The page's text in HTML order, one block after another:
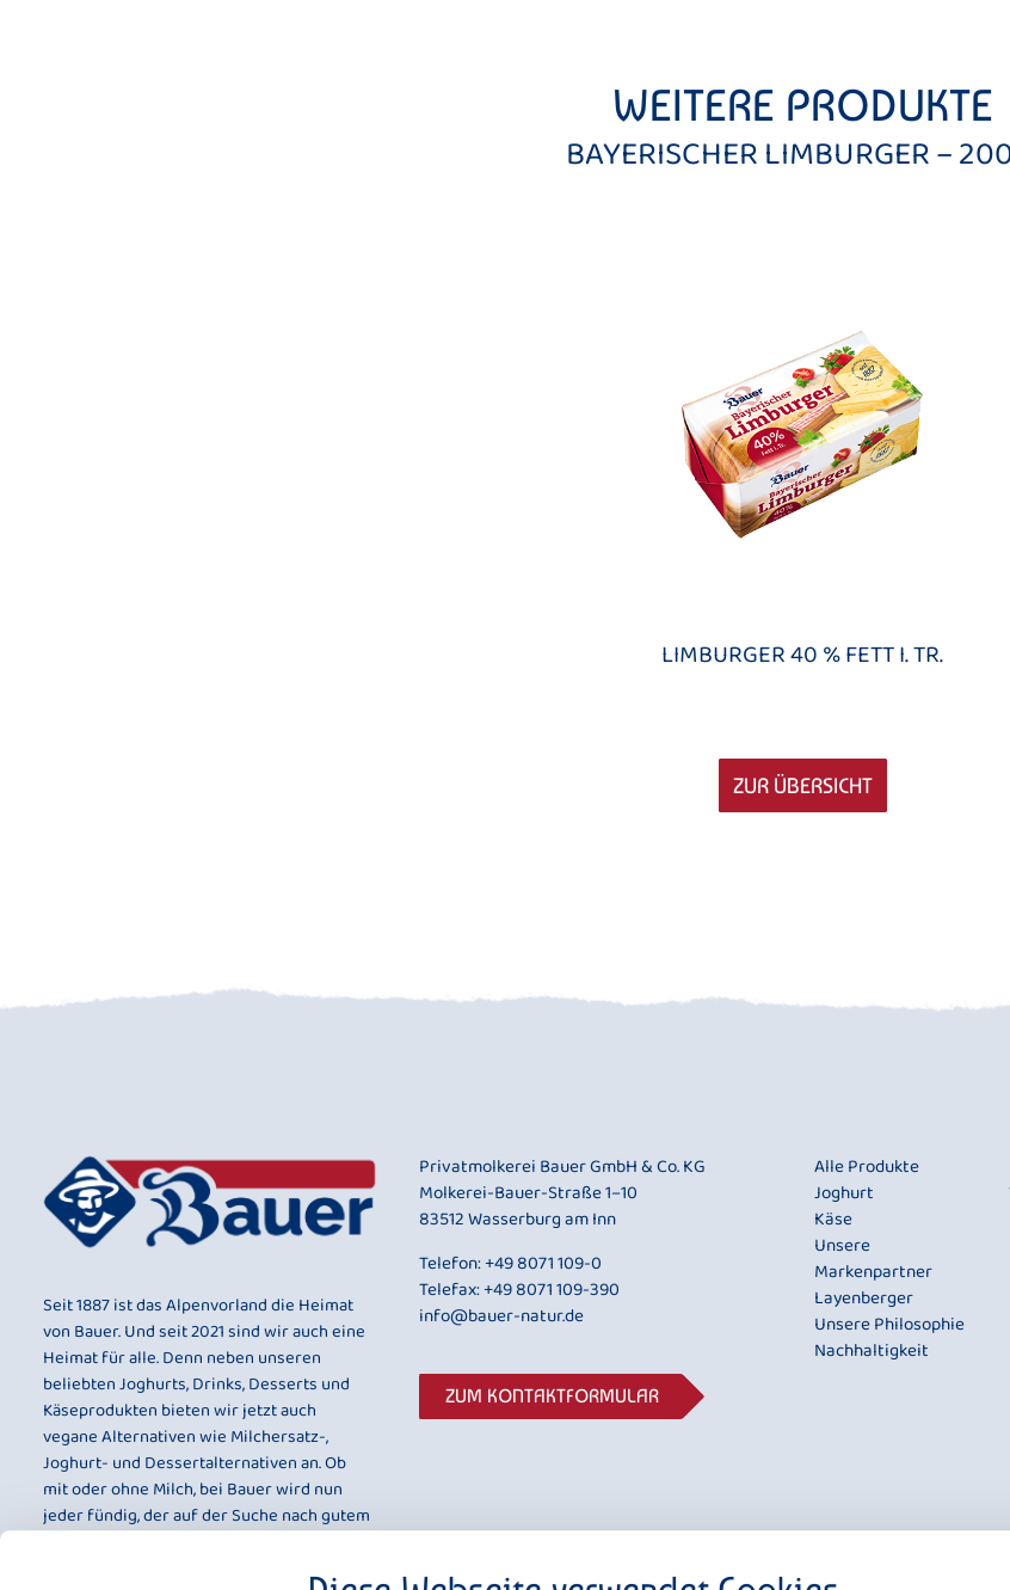
WEITERE PRODUKTE
BAYERISCHER LIMBURGER –
LIMBURGER 40 % FETT I. TR.
ZUR ÜBERSICHT
Seit 1887 ist das Alpenvorland die Heimat
von Bauer. Und seit 2021 sind wir auch eine
Heimat für alle. Denn neben unseren
beliebten Joghurts, Drinks, Desserts und
Käseprodukten bieten wir jetzt auch
vegane Alternativen wie Milchersatz-,
Joghurt- und Dessertalternativen an. Ob
mit oder ohne Milch, bei Bauer wird nun
jeder fündig, der auf der Suche nach gutem
Privatmolkerei Bauer GmbH & Co. KG
Molkerei-Bauer-Straße 1–10
83512 Wasserburg am Inn
Telefon:+49 8071 109-0
Telefax: +49 8071 109-390
info@bauer-natur.de
ZUM KONTAKTFORMULAR
Alle Produkte
Joghurt
Käse
Unsere
Markenpartner
Layenberger
Unsere Philosophie
Nachhaltigkeit